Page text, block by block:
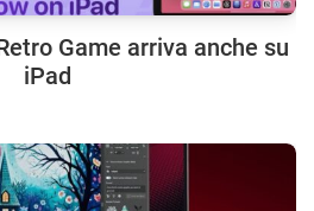
Game arriva anche su
iPad